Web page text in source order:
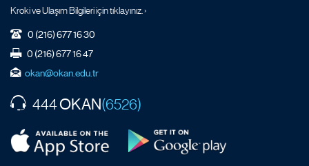
Kroki ve Ulaşım Bilgileri için tıklayınız. ›
0 (216) 677 16 30
0 (216) 677 16 47
okan@okan.edu.tr
444OKAN(6526)